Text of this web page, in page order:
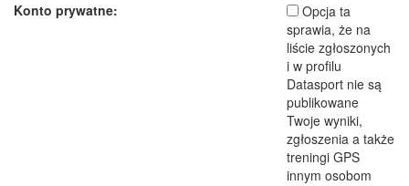
Konto prywatne:
Opcja ta
sprawia, że na
liście zgłoszonych
i w profilu
Datasport nie są
publikowane
Twoje wyniki,
zgłoszenia a także
treningi GPS
innym osobom